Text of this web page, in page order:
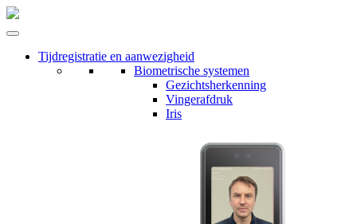
Tijdregistratie en aanwezigheid
Biometrische systemen
Gezichtsherkenning
Vingerafdruk
Iris